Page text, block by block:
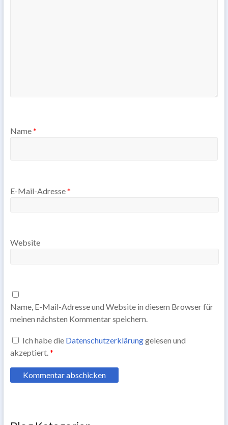
Name*
E-Mail-Adresse*
Website
Name, E-Mail-Adresse und Website in diesem Browser für
meinen nächsten Kommentar speichern.
Ich habe die Datenschutzerklärunggelesen und
akzeptiert. *